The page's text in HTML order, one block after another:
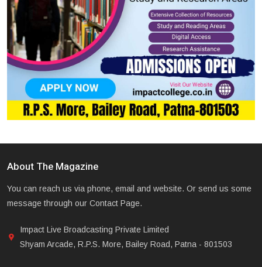
About The Magazine
You can reach us via phone, email and website. Or send us some
message through our Contact Page.
Impact Live Broadcasting Private Limited
Shyam Arcade, R.P.S. More, Bailey Road, Patna - 801503